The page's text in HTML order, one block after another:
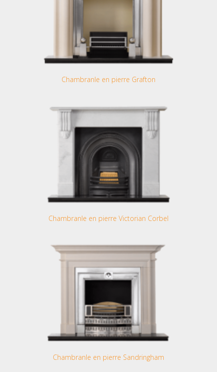
Chambranle en pierre Grafton
Chambranle en pierre Victorian Corbel
Chambranle en pierre Sandringham